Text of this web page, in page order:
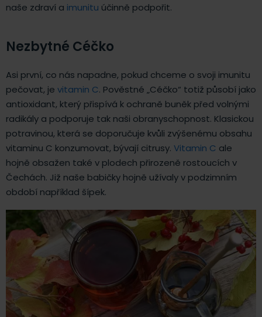
naše zdraví a imunitu účinně podpořit.
Nezbytné Céčko
Asi první, co nás napadne, pokud chceme o svoji imunitu
pečovat, je vitamin C. Pověstné „Céčko“ totiž působí jako
antioxidant, který přispívá k ochraně buněk před volnými
radikály a podporuje tak naši obranyschopnost. Klasickou
potravinou, která se doporučuje kvůli zvýšenému obsahu
vitaminu C konzumovat, bývají citrusy. Vitamin C ale
hojně obsažen také v plodech přirozeně rostoucích v
Čechách. Již naše babičky hojně užívaly v podzimním
období například šípek.